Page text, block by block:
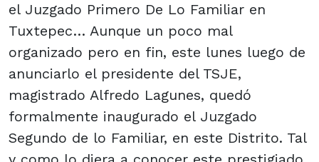
el Juzgado Primero De Lo Familiar en
Tuxtepec… Aunque un poco mal
organizado pero en fin, este lunes luego de
anunciarlo el presidente del TSJE,
magistrado Alfredo Lagunes, quedó
formalmente inaugurado el Juzgado
Segundo de lo Familiar, en este Distrito. Tal